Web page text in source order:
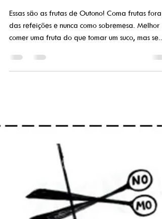
Frutas do Outono
Essas são as frutas de Outono! Coma frutas fora
comer uma fruta do que tomar um suco, mas se...